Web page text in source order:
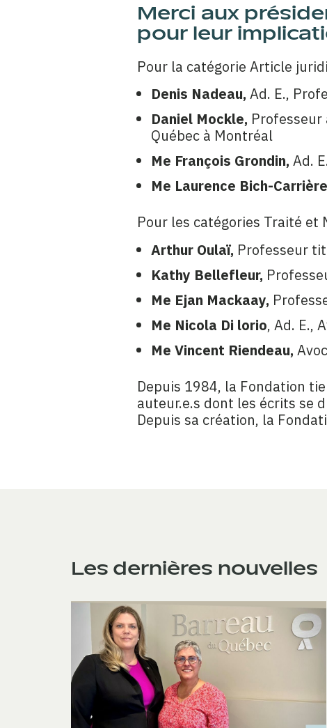
Merci aux
pour leur
Pour la catégorie Article
Denis Nadeau, Ad. E.,
Daniel Mockle, Professeur
Québec à Montréal
Me François Grondin, Ad.
Me Laurence Bich-
Pour les catégories Traité et
Arthur Oulaï, Professeur
Kathy Bellefleur,
Me Ejan Mackaay,
Me Nicola Di lorio, Ad. E.,
Me Vincent Riendeau,
Depuis 1984, la Fondation
auteur.e.s dont les écrits se
Depuis sa création, la
Les dernières nouvelles